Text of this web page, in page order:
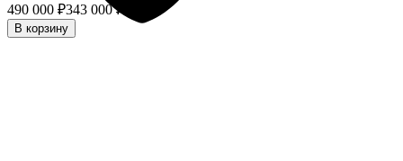
490 000 ₽343 000₽
В корзину